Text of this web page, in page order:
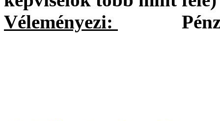
Véleményezi: